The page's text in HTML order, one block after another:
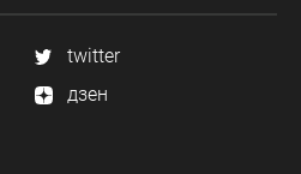
twitter
дзен